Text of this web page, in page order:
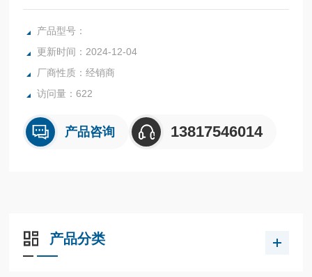
压低的原因，制动器在起动时将无法松开。请保持制动器电路
与主电路之间的独立性。
产品型号：
更新时间：2024-12-04
厂商性质：经销商
访问量：622
产品咨询 13817546014
产品分类